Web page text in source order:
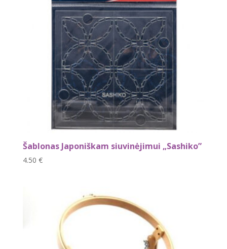
Šablonas Japoniškam siuvinėjimui „Sashiko”
4.50 €